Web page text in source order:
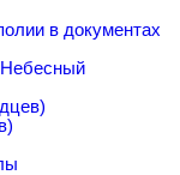
в документах